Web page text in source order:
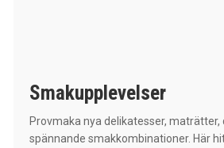
Smakupplevelser
Provmaka nya delikatesser, maträtter,
spännande smakkombinationer. Här